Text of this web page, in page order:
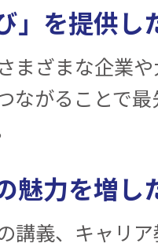
」を提供し
まざまな企業
ながることで
魅力を増し
講義、キャリ